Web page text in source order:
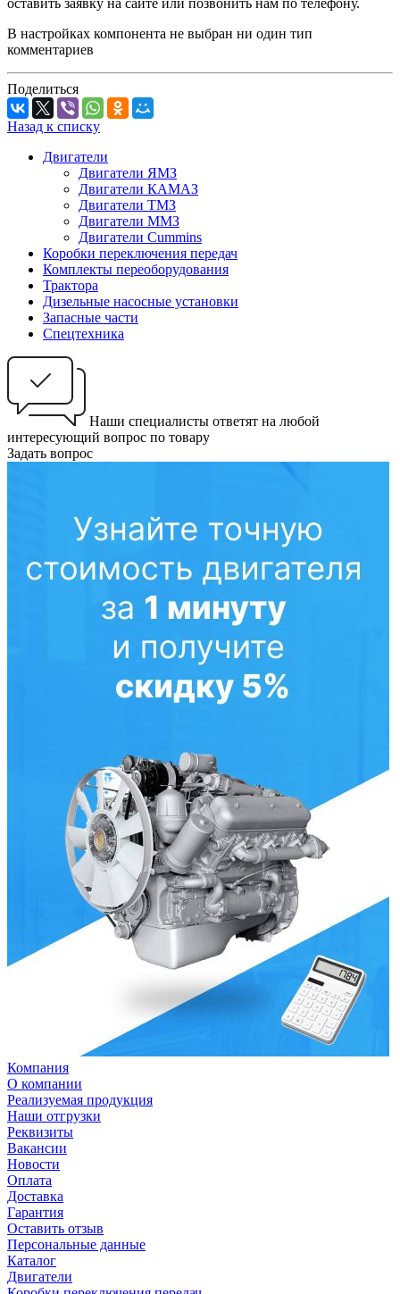
оставить заявку на сайте или позвонить нам по телефону.
В настройках компонента не выбран ни один тип
комментариев
Поделиться
Назад к списку
Двигатели
Двигатели ЯМЗ
Двигатели КАМАЗ
Двигатели ТМЗ
Двигатели ММЗ
Двигатели Cummins
Коробки переключения передач
Комплекты переоборудования
Трактора
Дизельные насосные установки
Запасные части
Спецтехника
Наши специалисты ответят на любой
интересующий вопрос по товару
Задать вопрос
Компания
О компании
Реализуемая продукция
Наши отгрузки
Реквизиты
Вакансии
Новости
Оплата
Доставка
Гарантия
Оставить отзыв
Персональные данные
Каталог
Двигатели